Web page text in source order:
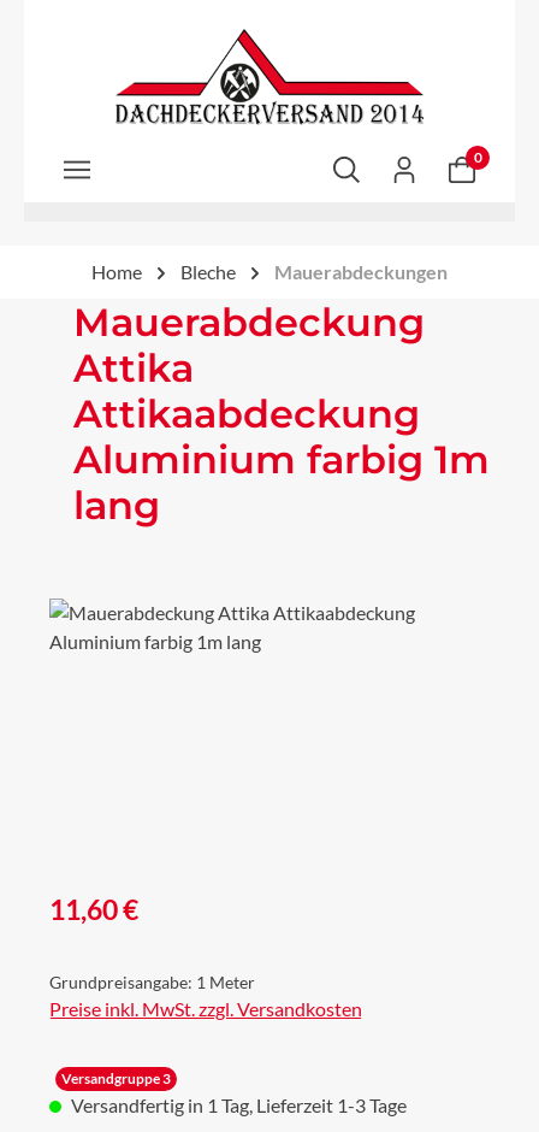
Zum Hauptinhalt springen
0
Home Bleche Mauerabdeckungen
Mauerabdeckung
Attika
Attikaabdeckung
Aluminium farbig 1m
lang
Bildergalerie überspringen
Regulärer Preis:
11,60 €
Grundpreisangabe: 1 Meter
Preise inkl. MwSt. zzgl. Versandkosten
Versandgruppe 3
Versandfertig in 1 Tag, Lieferzeit 1-3 Tage